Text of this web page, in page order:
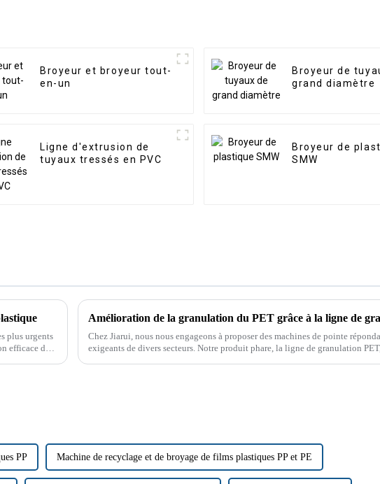
Broyeur et broyeur tout-
en-un
Broyeur de
grand diamètre
Ligne d'extrusion de
tuyaux tressés en PVC
Broyeur de
SMW
plus urgents
efficace des
Chez Jiarui, nous nous engageons à proposer des machines de pointe
exigeants de divers secteurs. Notre produit phare, la ligne de granulation
PP Machine de recyclage et de broyage de films plastiques PP et PE